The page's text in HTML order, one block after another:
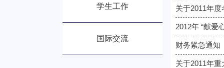
学生工作
国际交流
关于2011年
2012年 “献爱
财务紧急通知
关于2011年